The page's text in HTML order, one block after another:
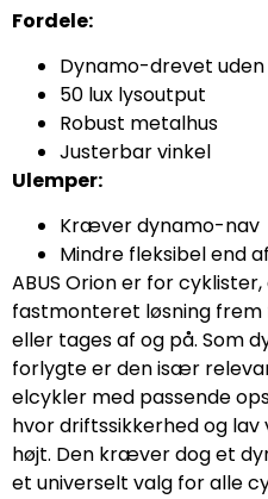
Fordele:
Dynamo-drevet
50 lux lysoutput
Robust metalhus
Justerbar vinkel
Ulemper:
Kræver dynamo-nav
Mindre fleksibel end
ABUS Orion er for
fastmonteret løsning frem
eller tages af og på. Som
forlygte er den især
elcykler med passende
hvor driftssikkerhed og
højt. Den kræver dog et
et universelt valg for alle